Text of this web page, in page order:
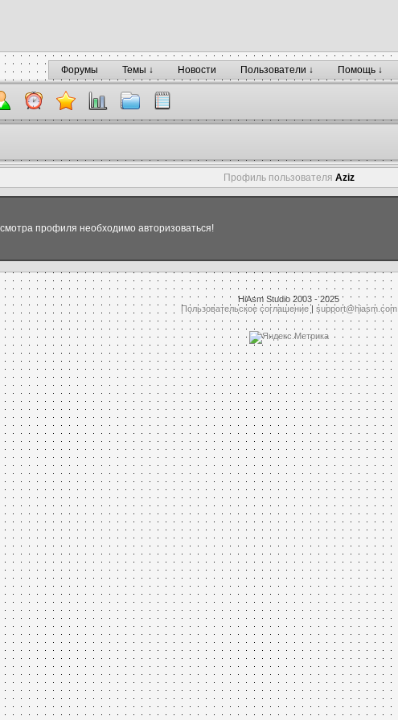
Форумы Темы ↓ Новости Пользователи ↓ Помощь ↓
Профиль пользователя Aziz
профиля необходимо авторизоваться!
HiAsm Studio 2003 - 2025
Пользовательское соглашение| support@hiasm.com